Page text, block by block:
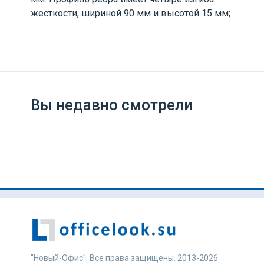
жесткости, шириной 90 мм и высотой 15 мм;
Вы недавно смотрели
"Новый-Офис". Все права защищены. 2013-2026